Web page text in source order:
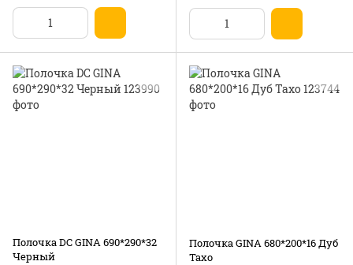
Полочка DC GINA 690*290*32
Черный
Полочка GINA 680*200*16 Дуб
Тахо